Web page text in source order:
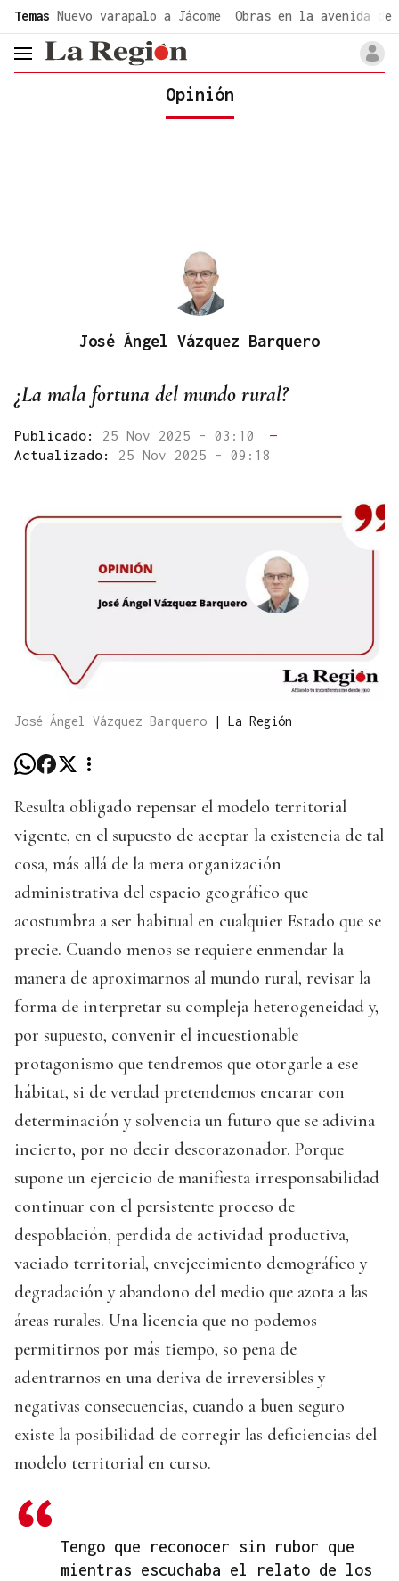
Temas Nuevo varapalo a Jácome Obras en la avenida de
header.menu.open
Opinión
José Ángel Vázquez Barquero
¿La mala fortuna del mundo rural?
Publicado: 25 Nov 2025 - 03:10
—
Actualizado: 25 Nov 2025 - 09:18
José Ángel Vázquez Barquero | La Región
Resulta obligado repensar el modelo territorial
vigente, en el supuesto de aceptar la existencia de tal
cosa, más allá de la mera organización
administrativa del espacio geográfico que
acostumbra a ser habitual en cualquier Estado que se
precie. Cuando menos se requiere enmendar la
manera de aproximarnos al mundo rural, revisar la
forma de interpretar su compleja heterogeneidad y,
por supuesto, convenir el incuestionable
protagonismo que tendremos que otorgarle a ese
hábitat, si de verdad pretendemos encarar con
determinación y solvencia un futuro que se adivina
incierto, por no decir descorazonador. Porque
supone un ejercicio de manifiesta irresponsabilidad
continuar con el persistente proceso de
despoblación, perdida de actividad productiva,
vaciado territorial, envejecimiento demográfico y
degradación y abandono del medio que azota a las
áreas rurales. Una licencia que no podemos
permitirnos por más tiempo, so pena de
adentrarnos en una deriva de irreversibles y
negativas consecuencias, cuando a buen seguro
existe la posibilidad de corregir las deficiencias del
modelo territorial en curso.
Tengo que reconocer sin rubor que
mientras escuchaba el relato de los